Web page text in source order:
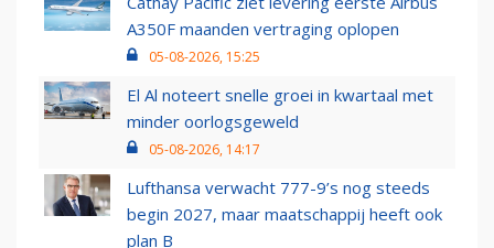
A350F maanden vertraging oplopen
05-08-2026, 15:25
El Al noteert snelle groei in kwartaal met
minder oorlogsgeweld
05-08-2026, 14:17
Lufthansa verwacht 777-9’s nog steeds
begin 2027, maar maatschappij heeft ook
plan B